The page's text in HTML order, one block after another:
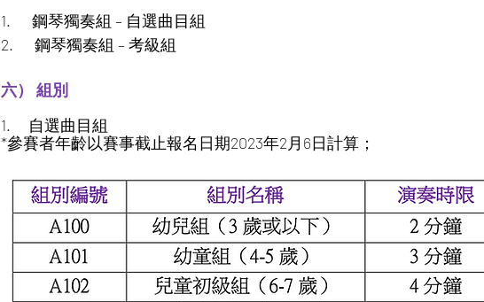
1.      鋼琴獨奏組 – 自選曲目組
2.      鋼琴獨奏組 – 考級組
六） 組別
1.     自選曲目組
*參賽者年齡以賽事截止報名日期2023年2月6日計算；